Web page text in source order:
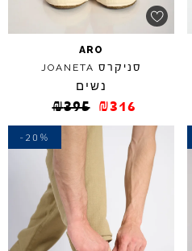
ARO
סניקרס JOANETA
נשים
₪395 ₪316
-20%